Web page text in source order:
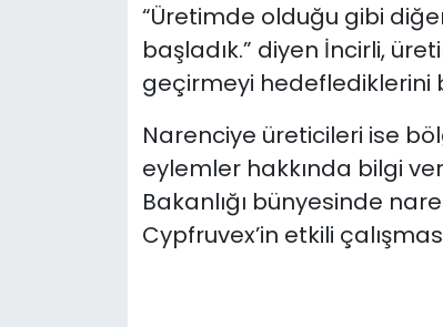
“Üretimde olduğu gibi
başladık.” diyen İncirli,
geçirmeyi hedeflediklerini
Narenciye üreticileri ise
eylemler hakkında bilgi
Bakanlığı bünyesinde
Cypfruvex’in etkili